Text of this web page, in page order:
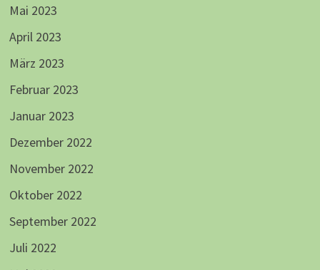
Mai 2023
April 2023
März 2023
Februar 2023
Januar 2023
Dezember 2022
November 2022
Oktober 2022
September 2022
Juli 2022